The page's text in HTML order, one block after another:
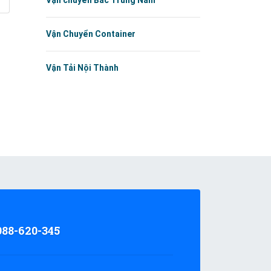
Vận Chuyển Container
Vận Tải Nội Thành
620-345